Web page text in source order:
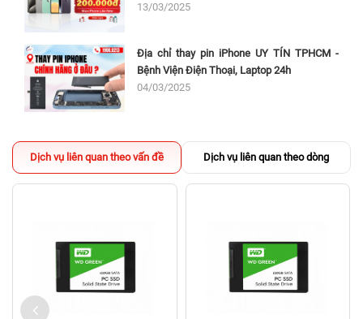
13/03/2025
Địa chỉ thay pin iPhone UY TÍN TPHCM -
Bệnh Viện Điện Thoại, Laptop 24h
04/03/2025
Dịch vụ liên quan theo vấn đề Dịch vụ liên quan theo dòng